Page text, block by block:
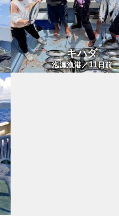
キハダ
泡瀬漁港／11日前